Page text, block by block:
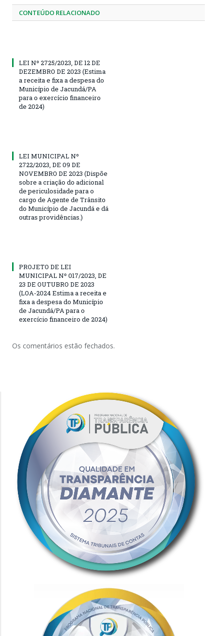
CONTEÚDO RELACIONADO
LEI Nº 2725/2023, DE 12 DE
DEZEMBRO DE 2023 (Estima
a receita e fixa a despesa do
Município de Jacundá/PA
para o exercício financeiro
de 2024)
LEI MUNICIPAL Nº
2722/2023, DE 09 DE
NOVEMBRO DE 2023 (Dispõe
sobre a criação do adicional
de periculosidade para o
cargo de Agente de Trânsito
do Município de Jacundá e dá
outras providências.)
PROJETO DE LEI
MUNICIPAL Nº 017/2023, DE
23 DE OUTUBRO DE 2023
(LOA-2024 Estima a receita e
fixa a despesa do Município
de Jacundá/PA para o
exercício financeiro de 2024)
Os comentários estão fechados.